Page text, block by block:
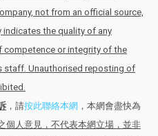
not from an official source,
indicates the quality of any
competence or integrity of the
staff. Unauthorised reposting of
，請按此聯絡本網 ，本網會盡快為
個人意見，不代表本網立場，並非